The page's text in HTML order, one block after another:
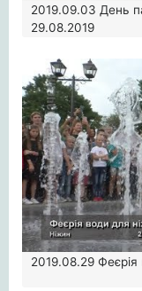
2019.09.03 День
29.08.2019
2019.08.29